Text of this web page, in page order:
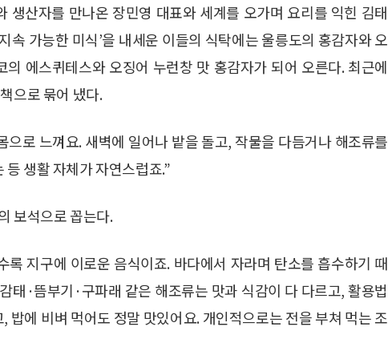
생산자를 만나온 장민영 대표와 세계를 오가며 요리를 익힌 김태
속 가능한 미식’을 내세운 이들의 식탁에는 울릉도의 홍감자와 오
에스퀴테스와 오징어 누런창 맛 홍감자가 되어 오른다. 최근에
으로 묶어 냈다.
로 느껴요. 새벽에 일어나 밭을 돌고, 작물을 다듬거나 해조류를
생활 자체가 자연스럽죠.”
보석으로 꼽는다.
록 지구에 이로운 음식이죠. 바다에서 자라며 탄소를 흡수하기 때
태·뜸부기·구파래 같은 해조류는 맛과 식감이 다 다르고, 활용법
밥에 비벼 먹어도 정말 맛있어요. 개인적으로는 전을 부쳐 먹는 조